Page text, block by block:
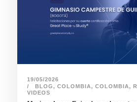
19/05/2026
BLOG, COLOMBIA, COLOMBIA,
VIDEOS